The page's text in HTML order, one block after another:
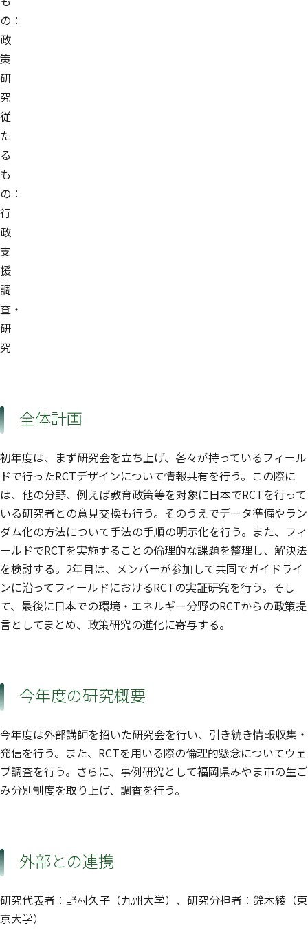
の：
政
策
研
究
従
た
る
も
の：
行
政
支
援
調
査・
研
究
全体計画
初年度は、まず研究会を立ち上げ、各々が持っているフィール
ドで行ったRCTデザインについて情報共有を行う。この際に
は、他の分野、例えば教育政策等を対象に日本でRCTを行って
いる研究者との意見交換も行う。そのうえでデータ準備やラン
ダム化の方法について手法の手順の明示化を行う。また、フィ
ールドでRCTを実施することの倫理的な課題を整理し、解決法
を検討する。2年目は、メンバーが参加して共同でガイドライ
ンに沿ってフィールドにおけるRCTの実証研究を行う。そし
て、最後に日本での環境・エネルギー分野のRCTからの政策提
言としてまとめ、政策研究の進化に寄与する。
今年度の研究概要
今年度は外部講師を招いた研究会を行い、引き続き情報収集・
発信を行う。また、RCTを用いる際の倫理的懸念についてウェ
ブ調査を行う。さらに、事例研究として福岡県みやま市の生ご
み分別制度を取り上げ、調査を行う。
外部との連携
研究代表者：野村久子（九州大学）、研究分担者：鈴木綾（東
京大学）